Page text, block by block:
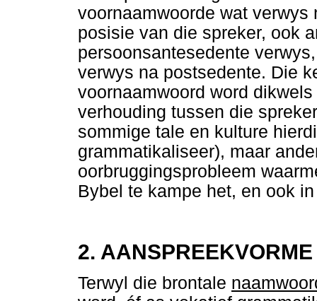
voornaamwoorde wat
posisie van die spreker, ook
persoonsantesedente
verwys na postsedente. Die
voornaamwoord word
verhouding tussen die
sommige tale en kulture
grammatikaliseer), maar
oorbruggingsprobleem
Bybel te kampe het, en ook
2. AANSPREEKVORME
Terwyl die brontale